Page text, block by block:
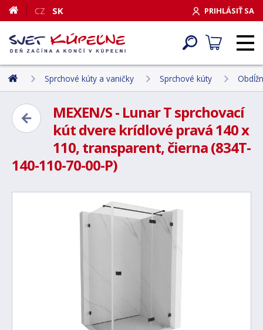
PRIHLÁSIŤ SA
CZ SK
Sprchové kúty a vaničky Sprchové kúty
MEXEN/S - Lunar T sprchovací
kút dvere krídlové pravá 140 x
110, transparent, čierna (834T-
140-110-70-00-P)